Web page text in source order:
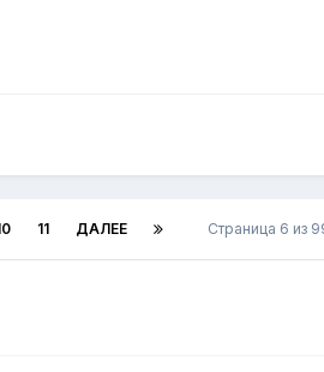
11 ДАЛЕЕ Страница 6 из